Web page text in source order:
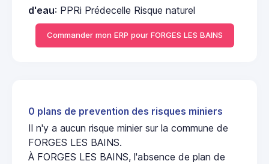
d'eau: PPRi Prédecelle Risque naturel
Commander mon ERP pour FORGES LES BAINS
0 plans de prevention des risques miniers
Il n'y a aucun risque minier sur la commune de
FORGES LES BAINS.
À FORGES LES BAINS, l'absence de plan de